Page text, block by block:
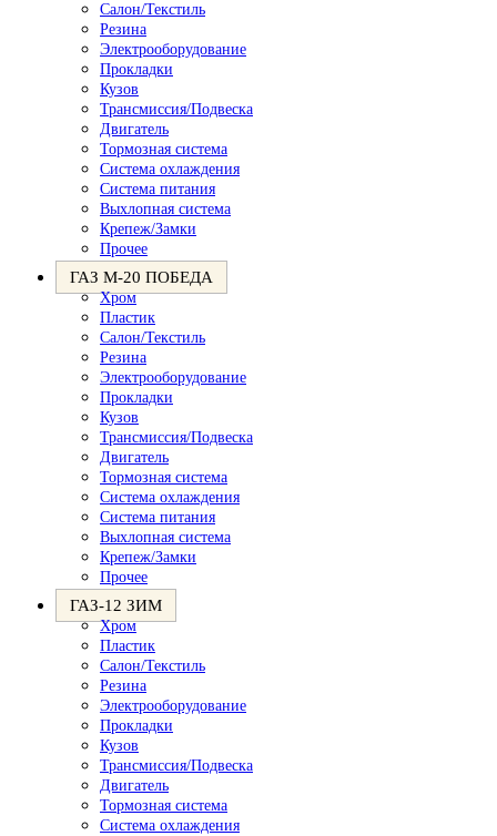
Салон/Текстиль
Резина
Электрооборудование
Прокладки
Кузов
Трансмиссия/Подвеска
Двигатель
Тормозная система
Система охлаждения
Система питания
Выхлопная система
Крепеж/Замки
Прочее
ГАЗ М-20 ПОБЕДА
Хром
Пластик
Салон/Текстиль
Резина
Электрооборудование
Прокладки
Кузов
Трансмиссия/Подвеска
Двигатель
Тормозная система
Система охлаждения
Система питания
Выхлопная система
Крепеж/Замки
Прочее
ГАЗ-12 ЗИМ
Хром
Пластик
Салон/Текстиль
Резина
Электрооборудование
Прокладки
Кузов
Трансмиссия/Подвеска
Двигатель
Тормозная система
Система охлаждения